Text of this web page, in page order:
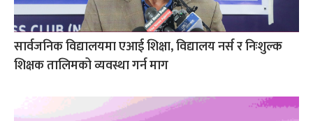
सार्वजनिक विद्यालयमा एआई शिक्षा, विद्यालय नर्स र निःशुल्क
शिक्षक तालिमको व्यवस्था गर्न माग